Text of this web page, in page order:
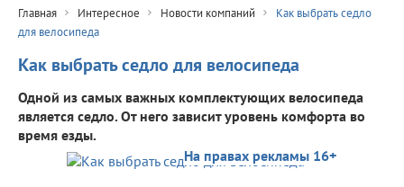
Главная Интересное Новости компаний
Как выбрать седло
для велосипеда
Как выбрать седло для велосипеда
Одной из самых важных комплектующих велосипеда
является седло. От него зависит уровень комфорта во
время езды.
На правах рекламы 16+